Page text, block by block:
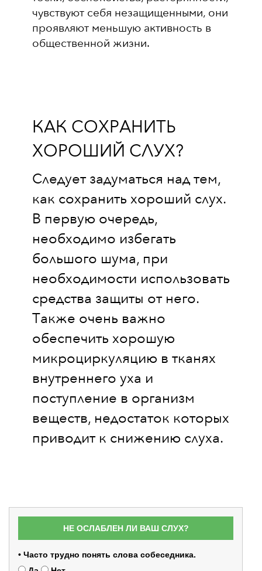
чувствуют себя незащищенными, они
проявляют меньшую активность в
общественной жизни.
КАК СОХРАНИТЬ
ХОРОШИЙ СЛУХ?
Следует задуматься над тем,
как сохранить хороший слух.
В первую очередь,
необходимо избегать
большого шума, при
необходимости использовать
средства защиты от него.
Также очень важно
обеспечить хорошую
микроциркуляцию в тканях
внутреннего уха и
поступление в организм
веществ, недостаток которых
приводит к снижению слуха.
НЕ ОСЛАБЛЕН ЛИ ВАШ СЛУХ?
• Часто трудно понять слова собеседника.